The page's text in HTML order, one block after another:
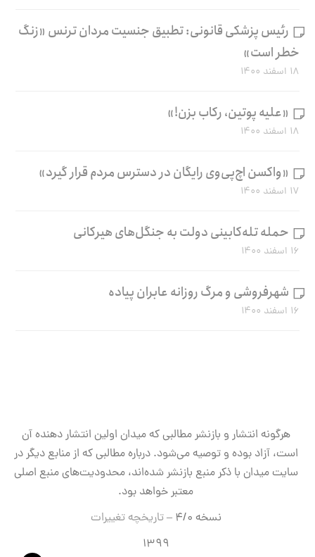
رئیس پزشکی قانونی: تطبیق جنسیت مردان ترنس «زنگ
خطر است»
۱۸ اسفند ۱۴۰۰
«علیه پوتین، رکاب بزن!»
۱۸ اسفند ۱۴۰۰
«واکسن اچ‌پی‌وی رایگان در دسترس مردم قرار گیرد»
۱۷ اسفند ۱۴۰۰
حمله تله‌کابینی دولت به جنگل‌های هیرکانی
۱۶ اسفند ۱۴۰۰
شهرفروشی و مرگ روزانه عابران پیاده
۱۶ اسفند ۱۴۰۰
هرگونه انتشار و بازنشر مطالبی که میدان اولین انتشار دهنده آن
است، آزاد بوده و توصیه می‌شود. درباره مطالبی که از منابع دیگر در
سایت میدان با ذکر منبع بازنشر شده‌اند، محدودیت‌های منبع اصلی
معتبر خواهد بود.
نسخه ۴/۰ –
تاریخچه تغییرات
۱۳۹۹